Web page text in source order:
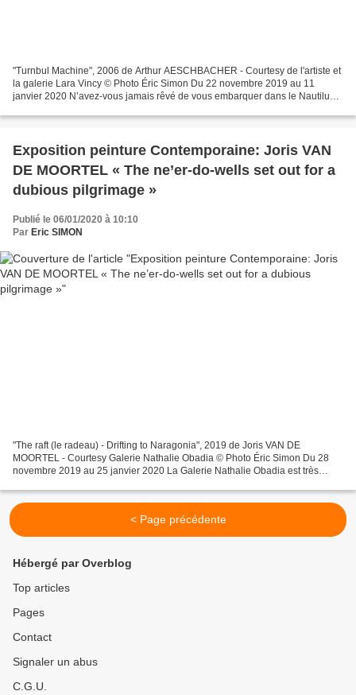
"Turnbul Machine", 2006 de Arthur AESCHBACHER - Courtesy de l'artiste et
la galerie Lara Vincy © Photo Éric Simon Du 22 novembre 2019 au 11
janvier 2020 N’avez-vous jamais rêvé de vous embarquer dans le Nautilus ?
Exposition peinture Contemporaine: Joris VAN
DE MOORTEL « The ne’er-do-wells set out for a
dubious pilgrimage »
Publié le 06/01/2020 à 10:10
Par Eric SIMON
"The raft (le radeau) - Drifting to Naragonia", 2019 de Joris VAN DE
MOORTEL - Courtesy Galerie Nathalie Obadia © Photo Éric Simon Du 28
novembre 2019 au 25 janvier 2020 La Galerie Nathalie Obadia est très
< Page précédente
Hébergé par Overblog
Top articles
Pages
Contact
Signaler un abus
C.G.U.